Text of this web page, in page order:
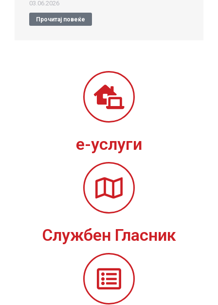
03.06.2026
Прочитај повеќе
е-услуги
Службен Гласник